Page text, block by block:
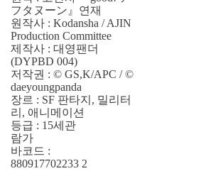
フタヌーン』연재
원작사 : Kodansha / AJIN
Production Committee
제작사 : 대영팬더
(DYPBD 004)
저작권 : © GS,K/APC / ©
daeyoungpanda
장르 : SF 판타지, 밀리터
리, 애니메이션
등급 : 15세관
람가
바코드 :
880917702233 2